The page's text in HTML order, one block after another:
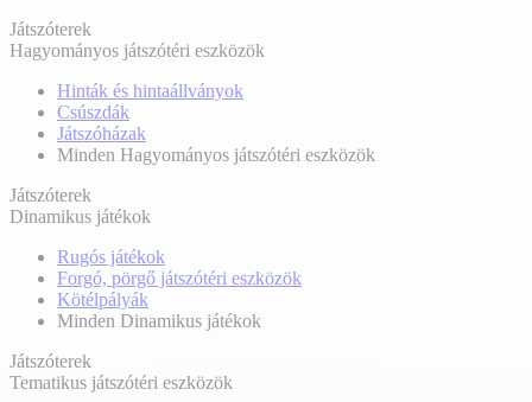
Játszóterek
Hagyományos játszótéri eszközök
Hinták és hintaállványok
Csúszdák
Játszóházak
Minden Hagyományos játszótéri eszközök
Játszóterek
Dinamikus játékok
Rugós játékok
Forgó, pörgő játszótéri eszközök
Kötélpályák
Minden Dinamikus játékok
Játszóterek
Tematikus játszótéri eszközök